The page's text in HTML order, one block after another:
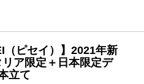
（ピセイ）】2021年新
ア限定＋日本限定デ
立て